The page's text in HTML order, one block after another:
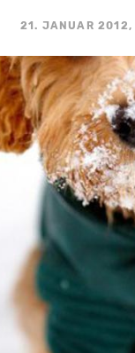
21. JANUAR 2012,